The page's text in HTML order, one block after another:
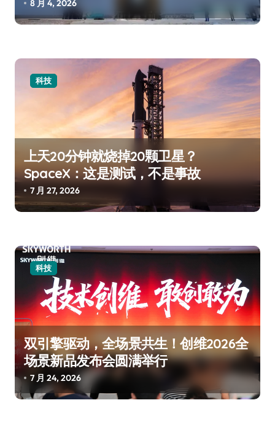
8 月 4, 2026
科技
上天20分钟就烧掉20颗卫星？
SpaceX：这是测试，不是事故
7 月 27, 2026
科技
双引擎驱动，全场景共生！创维2026全
场景新品发布会圆满举行
7 月 24, 2026